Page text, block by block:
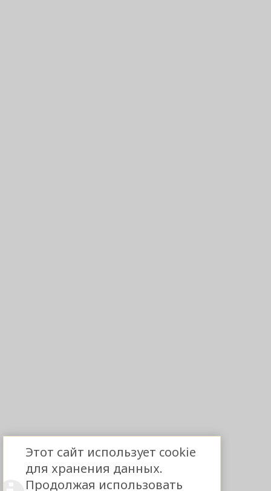
Этот сайт использует cookie
для хранения данных.
Продолжая использовать